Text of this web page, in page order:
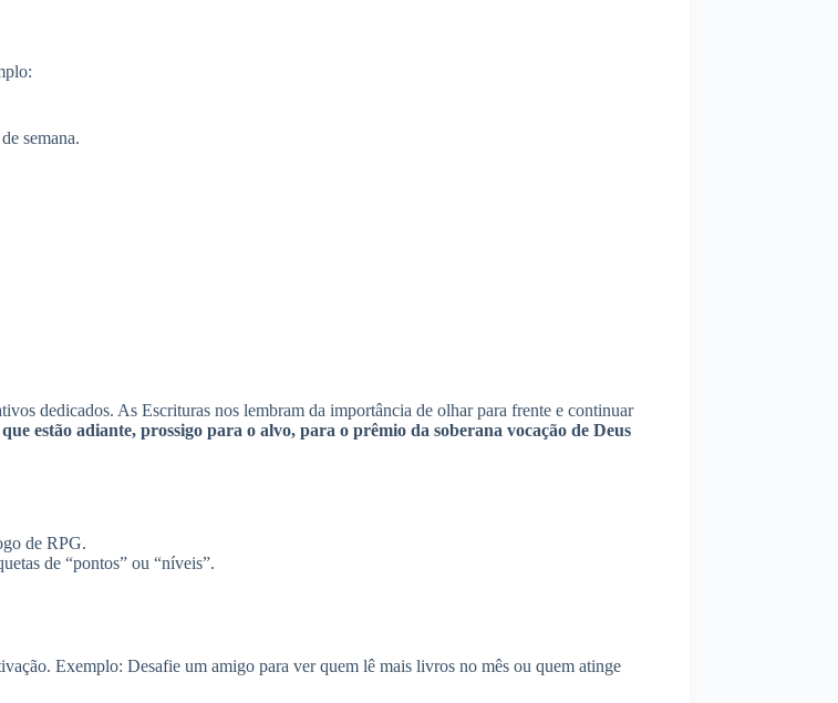
semana.
dedicados. As Escrituras nos lembram da importância de olhar para frente e continuar
estão adiante, prossigo para o alvo, para o prêmio da soberana vocação de Deus
de RPG.
de “pontos” ou “níveis”.
Exemplo: Desafie um amigo para ver quem lê mais livros no mês ou quem atinge